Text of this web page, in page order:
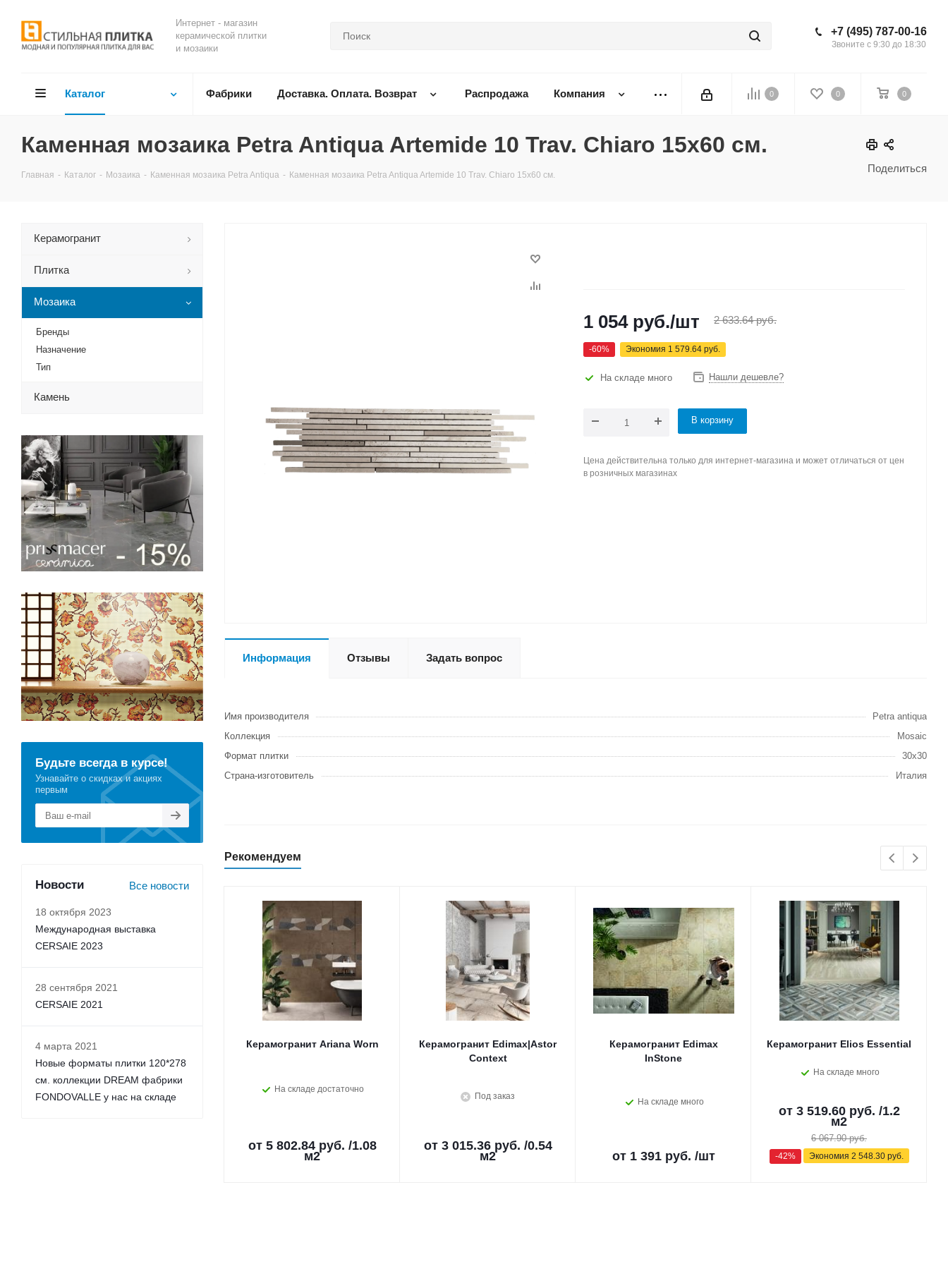
Интернет - магазин
керамической плитки
и мозаики
+7 (495) 787-00-16
Звоните с 9:30 до 18:30
0 0 0
Каталог Фабрики Доставка. Оплата. Возврат Распродажа Компания
Поделиться
Каменная мозаика Petra Antiqua Artemide 10 Trav. Chiaro 15x60 см.
Главная - Каталог - Мозаика - Каменная мозаика Petra Antiqua - Каменная мозаика Petra Antiqua Artemide 10 Trav. Chiaro 15x60 см.
1 054руб./шт 2 633.64руб.
-60% Экономия 1 579.64 руб.
На складе много Нашли дешевле?
В корзину
Цена действительна только для интернет-магазина и может отличаться от цен
в розничных магазинах
Информация Отзывы Задать вопрос
Имя производителя
Petra antiqua
Коллекция
Mosaic
Формат плитки
30х30
Страна-изготовитель
Италия
Рекомендуем
Керамогранит Ariana Worn
На складе достаточно
от 5 802.84 руб. /1.08
м2
Керамогранит Edimax|Astor
Context
Под заказ
от 3 015.36 руб. /0.54
м2
Керамогранит Edimax
InStone
На складе много
от 1 391 руб. /шт
Керамогранит Elios Essential
На складе много
от 3 519.60 руб. /1.2
м2
6 067.90 руб.
-42% Экономия 2 548.30 руб.
Керамогранит
Плитка
Мозаика
Бренды
Назначение
Тип
Камень
Будьте всегда в курсе!
Узнавайте о скидках и акциях
первым
Новости Все новости
18 октября 2023
Международная выставка
CERSAIE 2023
28 сентября 2021
CERSAIE 2021
4 марта 2021
Новые форматы плитки 120*278
см. коллекции DREAM фабрики
FONDOVALLE у нас на складе